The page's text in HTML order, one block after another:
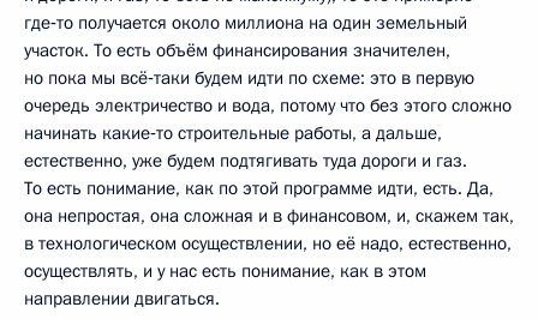
где‑то получается около миллиона на один земельный
участок. То есть объём финансирования значителен,
но пока мы всё‑таки будем идти по схеме: это в первую
очередь электричество и вода, потому что без этого сложно
начинать какие‑то строительные работы, а дальше,
естественно, уже будем подтягивать туда дороги и газ.
То есть понимание, как по этой программе идти, есть. Да,
она непростая, она сложная и в финансовом, и, скажем так,
в технологическом осуществлении, но её надо, естественно,
осуществлять, и у нас есть понимание, как в этом
направлении двигаться.